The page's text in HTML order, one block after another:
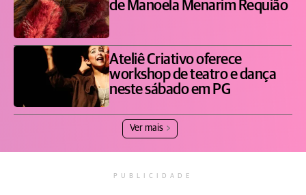
de Manoela Menarim Requião
Ateliê Criativo oferece
workshop de teatro e dança
neste sábado em PG
Ver mais
PUBLICIDADE